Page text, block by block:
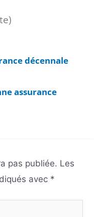
décennale
assurance
pas publiée. Les
avec *